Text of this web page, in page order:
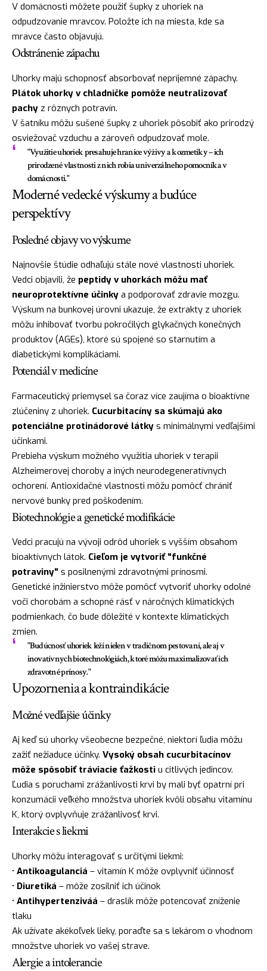
V domácnosti môžete použiť šupky z uhoriek na
odpudzovanie mravcov. Položte ich na miesta, kde sa
mravce často objavujú.
Odstránenie zápachu
Uhorky majú schopnosť absorbovať nepríjemné zápachy.
Plátok uhorky v chladničke pomôže neutralizovať
pachy z rôznych potravín.
V šatníku môžu sušené šupky z uhoriek pôsobiť ako prirodzý
osviežovač vzduchu a zároveň odpudzovať mole.
"Využitie uhoriek presahuje hranice výživy a kozmetiky – ich
prirodzené vlastnosti z nich robia univerzálneho pomocníka v
domácnosti."
Moderné vedecké výskumy a budúce
perspektívy
Posledné objavy vo výskume
Najnovšie štúdie odhaľujú stále nové vlastnosti uhoriek.
Vedci objavili, že peptidy v uhorkách môžu mať
neuroprotektívne účinky a podporovať zdravie mozgu.
Výskum na bunkovej úrovni ukazuje, že extrakty z uhoriek
môžu inhibovať tvorbu pokročilých glykačných konečných
produktov (AGEs), ktoré sú spojené so starnutím a
diabetickými komplikáciami.
Potenciál v medicíne
Farmaceutický priemysel sa čoraz více zaujíma o bioaktívne
zlúčeniny z uhoriek. Cucurbitacíny sa skúmajú ako
potenciálne protinádorové látky s minimálnymi vedľajšími
účinkami.
Prebieha výskum možného využitia uhoriek v terapii
Alzheimerovej choroby a iných neurodegeneratívnych
ochorení. Antioxidačné vlastnosti môžu pomôcť chrániť
nervové bunky pred poškodením.
Biotechnológie a genetické modifikácie
Vedci pracujú na vývoji odrôd uhoriek s vyšším obsahom
bioaktívnych látok. Cieľom je vytvoriť "funkčné
potraviny" s posilnenými zdravotnými prínosmi.
Genetické inžinierstvo môže pomôcť vytvoriť uhorky odolné
voči chorobám a schopné rásť v náročných klimatických
podmienkach, čo bude dôležité v kontexte klimatických
zmien.
"Budúcnosť uhoriek leží nielen v tradičnom pestovaní, ale aj v
inovatívnych biotechnológiách, ktoré môžu maximalizovať ich
zdravotné prínosy."
Upozornenia a kontraindikácie
Možné vedľajšie účinky
Aj keď sú uhorky všeobecne bezpečné, niektorí ľudia môžu
zažiť nežiaduce účinky. Vysoký obsah cucurbitacínov
môže spôsobiť tráviacie ťažkosti u citlivých jedincov.
Ľudia s poruchami zrážanlivosti krvi by mali byť opatrní pri
konzumácii veľkého množstva uhoriek kvôli obsahu vitamínu
K, ktorý ovplyvňuje zrážanlivosť krvi.
Interakcie s liekmi
Uhorky môžu interagovať s určitými liekmi:
• Antikoagulanciá – vitamín K môže ovplyvniť účinnosť
• Diuretiká – môže zosilniť ich účinok
• Antihypertenziváá – draslík môže potencovať zníženie
tlaku
Ak užívate akékoľvek lieky, poraďte sa s lekárom o vhodnom
množstve uhoriek vo vašej strave.
Alergie a intolerancie